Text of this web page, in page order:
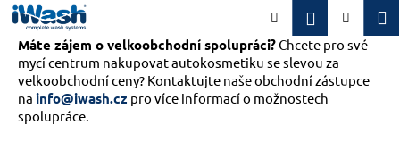
Přejít
obsah
Hledat Přihlášení
Nákupní
košík
Máte zájem o velkoobchodní spolupráci?Chcete pro své
mycí centrum nakupovat autokosmetiku se slevou za
velkoobchodní ceny? Kontaktujte naše obchodní zástupce
na info@iwash.cz pro více informací o možnostech
spolupráce.
K
Zpět
Zpět
C
o